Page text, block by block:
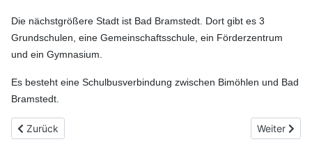
Die nächstgrößere Stadt ist Bad Bramstedt. Dort gibt es 3
Grundschulen, eine Gemeinschaftsschule, ein Förderzentrum
und ein Gymnasium.
Es besteht eine Schulbusverbindung zwischen Bimöhlen und Bad
Bramstedt.
Vorheriger Beitrag: Unsere pädagogische Arbeit
Zurück Nächster
Weiter